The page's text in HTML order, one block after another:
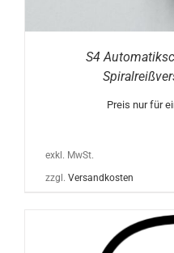
S4
Preis nur für
exkl. MwSt.
zzgl. Versandkosten